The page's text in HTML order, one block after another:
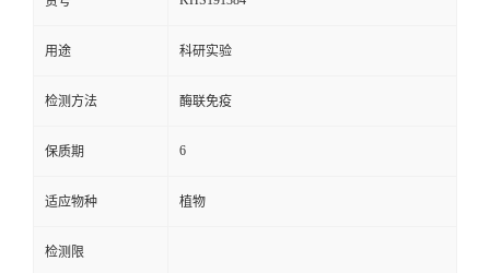
用途 科研实验
检测方法 酶联免疫
保质期 6
适应物种 植物
检测限